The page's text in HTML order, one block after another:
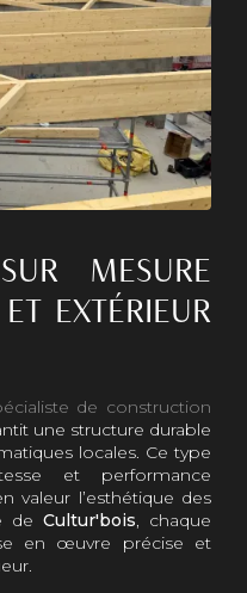
MESURE
EXTÉRIEUR
de construction
une structure durable
locales. Ce type
et performance
valeur l’esthétique des
de Cultur'bois, chaque
en œuvre précise et